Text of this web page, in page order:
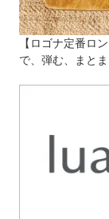
【ロゴナ定番ロ
で、弾む、まと